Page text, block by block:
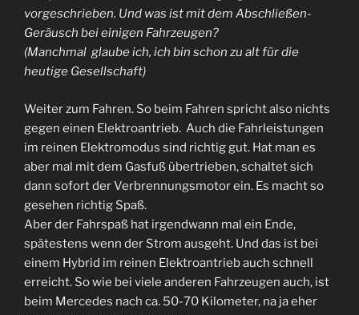
vorgeschrieben. Und was ist mit dem Abschließen-
Geräusch bei einigen Fahrzeugen?
(Manchmal glaube ich, ich bin schon zu alt für die
heutige Gesellschaft)
Weiter zum Fahren. So beim Fahren spricht also nichts
gegen einen Elektroantrieb. Auch die Fahrleistungen
im reinen Elektromodus sind richtig gut. Hat man es
aber mal mit dem Gasfuß übertrieben, schaltet sich
dann sofort der Verbrennungsmotor ein. Es macht so
gesehen richtig Spaß.
Aber der Fahrspaß hat irgendwann mal ein Ende,
spätestens wenn der Strom ausgeht. Und das ist bei
einem Hybrid im reinen Elektroantrieb auch schnell
erreicht. So wie bei viele anderen Fahrzeugen auch, ist
beim Mercedes nach ca. 50-70 Kilometer, na ja eher